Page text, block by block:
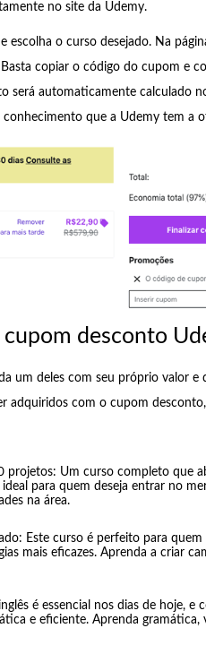
no site da Udemy.
escolha o curso desejado. Na
copiar o código do cupom e
será automaticamente calculado
que a Udemy tem a
desconto
um deles com seu próprio valor e
adquiridos com o cupom
Um curso completo que
para quem deseja entrar no
na área.
Este curso é perfeito para quem
mais eficazes. Aprenda a criar
é essencial nos dias de hoje, e
e eficiente. Aprenda gramática,